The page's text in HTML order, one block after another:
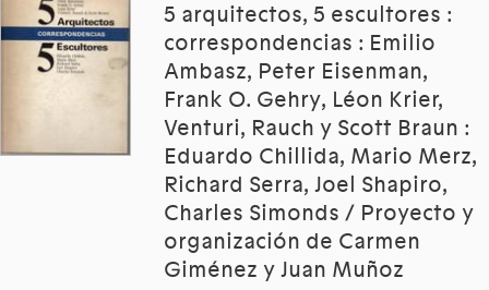
5 arquitectos, 5 escultores :
correspondencias : Emilio
Ambasz, Peter Eisenman,
Frank O. Gehry, Léon Krier,
Venturi, Rauch y Scott Braun :
Eduardo Chillida, Mario Merz,
Richard Serra, Joel Shapiro,
Charles Simonds / Proyecto y
organización de Carmen
Giménez y Juan Muñoz